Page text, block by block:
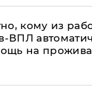
кому из
ВПЛ
на